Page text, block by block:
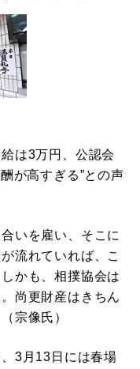
は3万円、公認会
が高すぎる”との声
いを雇い、そこに
流れていれば、こ
かも、相撲協会は
尚更財産はきちん
宗像氏）
3月13日には春場